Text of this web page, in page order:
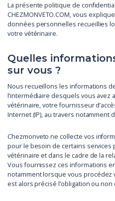
La présente politique de
CHEZMONVETO.COM, vous
données personnelles recueillies
votre vétérinaire.
Quelles
sur vous ?
Nous recueillons les informations
l’intermédiaire desquels vous avez
vétérinaire, votre fournisseur
Internet (IP), au travers notamment
Chezmonveto ne collecte vos
pour le besoin de certains services
vétérinaire et dans le cadre de la
Vous fournissez ces informations
notamment lorsque vous procédez
est alors précisé l’obligation ou